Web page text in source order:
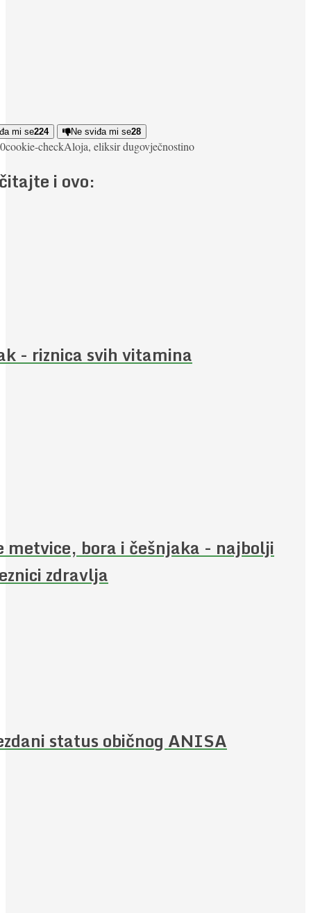
mi se224 Ne sviđa mi se28
0cookie-checkAloja, eliksir dugovječnostino
i ovo:
- riznica svih vitamina
metvice, bora i češnjaka - najbolji
zdravlja
status običnog ANISA